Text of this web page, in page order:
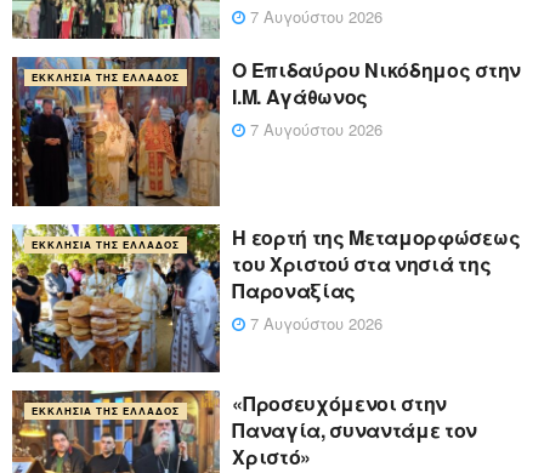
7 Αυγούστου 2026
ΕΚΚΛΗΣΊΑ ΤΗΣ ΕΛΛΆΔΟΣ
Ο Επιδαύρου Νικόδημος στην
Ι.Μ. Αγάθωνος
7 Αυγούστου 2026
ΕΚΚΛΗΣΊΑ ΤΗΣ ΕΛΛΆΔΟΣ
Η εορτή της Μεταμορφώσεως
του Χριστού στα νησιά της
Παροναξίας
7 Αυγούστου 2026
ΕΚΚΛΗΣΊΑ ΤΗΣ ΕΛΛΆΔΟΣ
«Προσευχόμενοι στην
Παναγία, συναντάμε τον
Χριστό»